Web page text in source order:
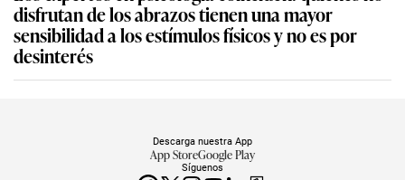
disfrutan de los abrazos tienen una mayor
sensibilidad a los estímulos físicos y no es por
desinterés
Síguenos
Descarga nuestra App
App StoreGoogle Play